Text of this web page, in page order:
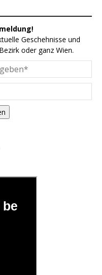
Geschehnisse und
oder ganz Wien.